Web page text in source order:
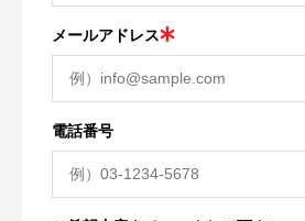
メールアドレス
電話番号